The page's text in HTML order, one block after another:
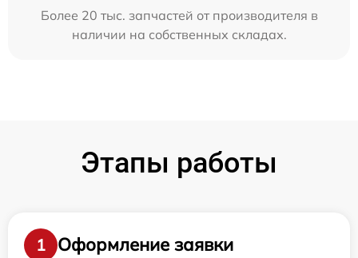
Более 20 тыс. запчастей от производителя в
наличии на собственных складах.
Этапы работы
1
Оформление заявки